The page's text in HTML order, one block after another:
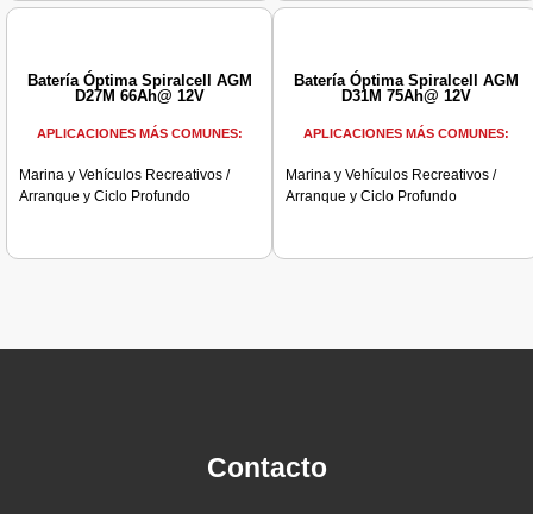
Batería Óptima Spiralcell AGM
D27M 66Ah@ 12V
APLICACIONES MÁS COMUNES:
Marina y Vehículos Recreativos /
Arranque y Ciclo Profundo
Batería Óptima Spiralcell AGM
D31M 75Ah@ 12V
APLICACIONES MÁS COMUNES:
Marina y Vehículos Recreativos /
Arranque y Ciclo Profundo
Contacto